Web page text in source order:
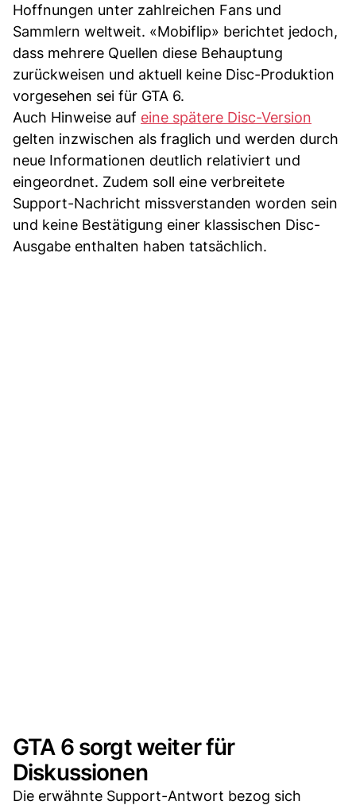
Hoffnungen unter zahlreichen Fans und
Sammlern weltweit. «Mobiflip» berichtet jedoch,
dass mehrere Quellen diese Behauptung
zurückweisen und aktuell keine Disc-Produktion
vorgesehen sei für GTA 6.
Auch Hinweise auf eine spätere Disc-Version
gelten inzwischen als fraglich und werden durch
neue Informationen deutlich relativiert und
eingeordnet. Zudem soll eine verbreitete
Support-Nachricht missverstanden worden sein
und keine Bestätigung einer klassischen Disc-
Ausgabe enthalten haben tatsächlich.
GTA 6 sorgt weiter für
Diskussionen
Die erwähnte Support-Antwort bezog sich